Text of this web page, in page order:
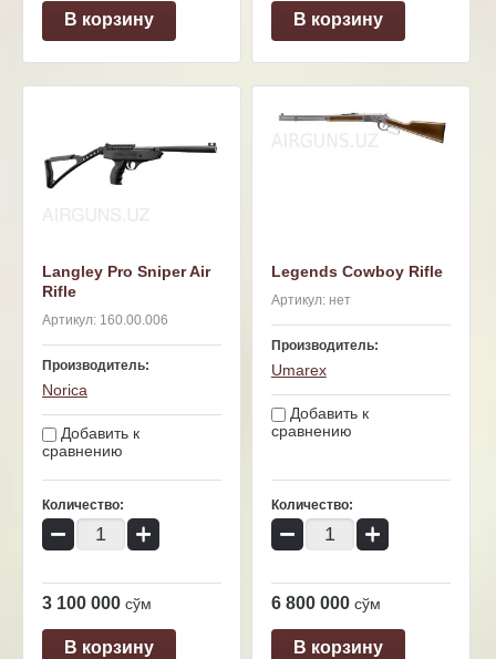
В корзину В корзину
Langley Pro Sniper Air
Rifle
Артикул: 160.00.006
Производитель:
Norica
Добавить к
сравнению
Количество:
− +
3 100 000 сўм
В корзину
Legends Cowboy Rifle
Артикул:нет
Производитель:
Umarex
Добавить к
сравнению
Количество:
− +
6 800 000 сўм
В корзину